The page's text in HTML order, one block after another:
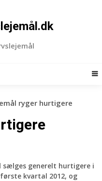
ryger hurtigere
sælges generelt hurtigere i
kvartal 2012, og